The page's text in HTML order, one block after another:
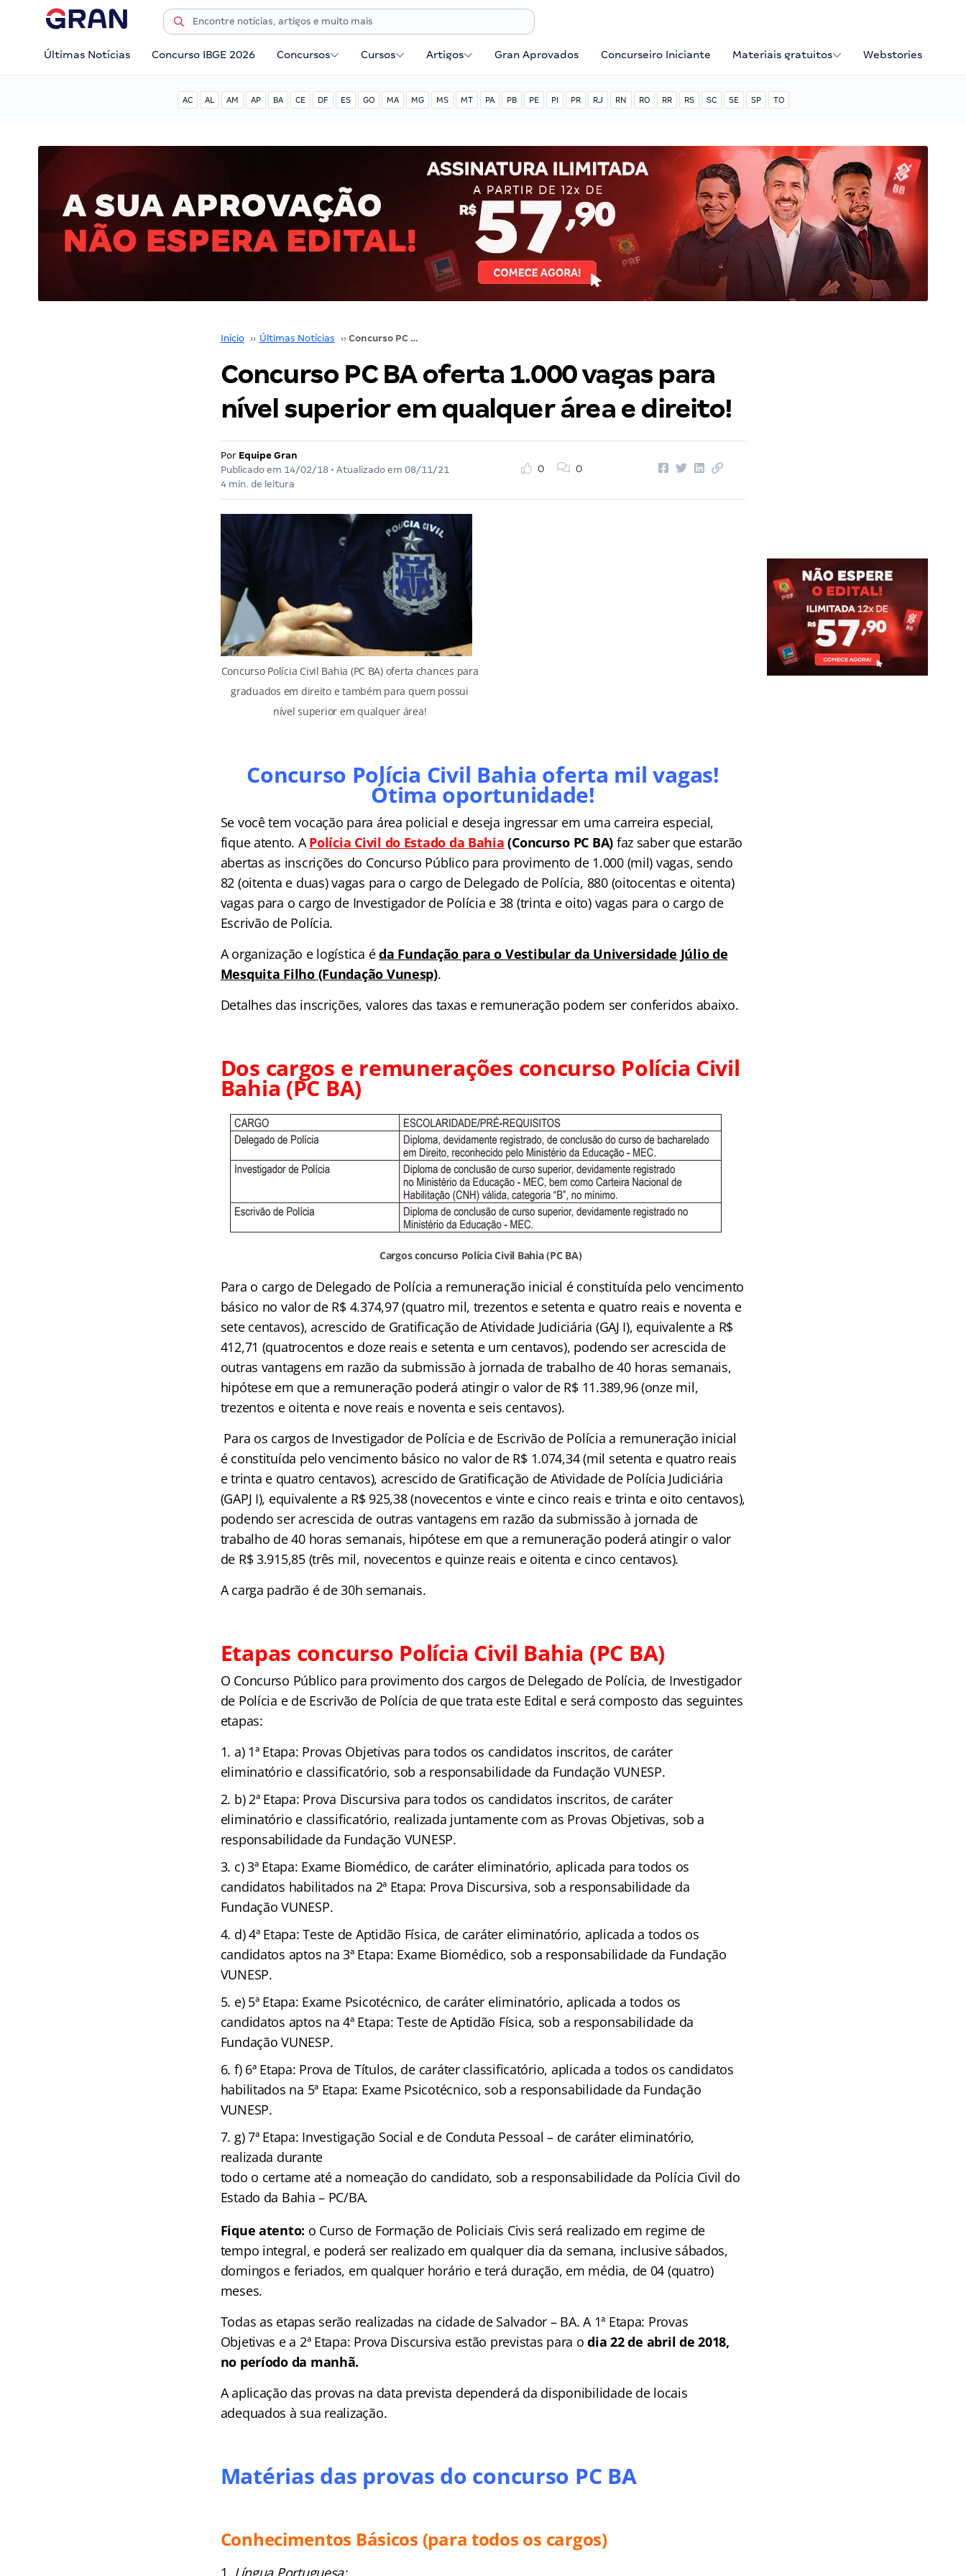
Últimas Notícias Concurso IBGE 2026 Concursos Cursos Artigos Gran Aprovados Concurseiro Iniciante Materiais gratuitos Webstories
AC AL AM AP BA CE DF ES GO MA MG MS MT PA PB PE PI PR RJ RN RO RR RS SC SE SP TO
Início ›› Últimas Notícias ›› Concurso PC BA oferta 1.000 vagas para nível superior em qualquer área e direito!
Concurso PC BA oferta 1.000 vagas para
nível superior em qualquer área e direito!
Por Equipe Gran
Publicado em 14/02/18• Atualizado em 08/11/21
4 min. de leitura
0 0
Concurso Polícia Civil Bahia (PC BA) oferta chances para
graduados em direito e também para quem possui
nível superior em qualquer área!
Concurso Polícia Civil Bahia oferta mil vagas!
Ótima oportunidade!
Se você tem vocação para área policial e deseja ingressar em uma carreira especial,
fique atento. APolícia Civil do Estado da Bahia (Concurso PC BA) faz saber que estarão
abertas as inscrições do Concurso Público para provimento de 1.000 (mil) vagas, sendo
82 (oitenta e duas) vagas para o cargo de Delegado de Polícia, 880 (oitocentas e oitenta)
vagas para o cargo de Investigador de Polícia e 38 (trinta e oito) vagas para o cargo de
Escrivão de Polícia.
A organização e logística éda Fundação para o Vestibular da Universidade Júlio de
Mesquita Filho (Fundação Vunesp).
Detalhes das inscrições, valores das taxas e remuneração podem ser conferidos abaixo.
Dos cargos e remunerações concurso Polícia Civil
Bahia (PC BA)
Cargos concurso Polícia Civil Bahia (PC BA)
Para o cargo de Delegado de Polícia a remuneração inicial é constituída pelo vencimento
básico no valor de R$ 4.374,97 (quatro mil, trezentos e setenta e quatro reais e noventa e
sete centavos), acrescido de Gratificação de Atividade Judiciária (GAJ I), equivalente a R$
412,71 (quatrocentos e doze reais e setenta e um centavos), podendo ser acrescida de
outras vantagens em razão da submissão à jornada de trabalho de 40 horas semanais,
hipótese em que a remuneração poderá atingir o valor de R$ 11.389,96 (onze mil,
trezentos e oitenta e nove reais e noventa e seis centavos).
Para os cargos de Investigador de Polícia e de Escrivão de Polícia a remuneração inicial
é constituída pelo vencimento básico no valor de R$ 1.074,34 (mil setenta e quatro reais
e trinta e quatro centavos), acrescido de Gratificação de Atividade de Polícia Judiciária
(GAPJ I), equivalente a R$ 925,38 (novecentos e vinte e cinco reais e trinta e oito centavos),
podendo ser acrescida de outras vantagens em razão da submissão à jornada de
trabalho de 40 horas semanais, hipótese em que a remuneração poderá atingir o valor
de R$ 3.915,85 (três mil, novecentos e quinze reais e oitenta e cinco centavos).
A carga padrão é de 30h semanais.
Etapas concurso Polícia Civil Bahia (PC BA)
O Concurso Público para provimento dos cargos de Delegado de Polícia, de Investigador
de Polícia e de Escrivão de Polícia de que trata este Edital e será composto das seguintes
etapas:
a) 1ª Etapa: Provas Objetivas para todos os candidatos inscritos, de caráter
eliminatório e classificatório, sob a responsabilidade da Fundação VUNESP.
b) 2ª Etapa: Prova Discursiva para todos os candidatos inscritos, de caráter
eliminatório e classificatório, realizada juntamente com as Provas Objetivas, sob a
responsabilidade da Fundação VUNESP.
c) 3ª Etapa: Exame Biomédico, de caráter eliminatório, aplicada para todos os
candidatos habilitados na 2ª Etapa: Prova Discursiva, sob a responsabilidade da
Fundação VUNESP.
d) 4ª Etapa: Teste de Aptidão Física, de caráter eliminatório, aplicada a todos os
candidatos aptos na 3ª Etapa: Exame Biomédico, sob a responsabilidade da Fundação
VUNESP.
e) 5ª Etapa: Exame Psicotécnico, de caráter eliminatório, aplicada a todos os
candidatos aptos na 4ª Etapa: Teste de Aptidão Física, sob a responsabilidade da
Fundação VUNESP.
f) 6ª Etapa: Prova de Títulos, de caráter classificatório, aplicada a todos os candidatos
habilitados na 5ª Etapa: Exame Psicotécnico, sob a responsabilidade da Fundação
VUNESP.
g) 7ª Etapa: Investigação Social e de Conduta Pessoal – de caráter eliminatório,
realizada durante
todo o certame até a nomeação do candidato, sob a responsabilidade da Polícia Civil do
Estado da Bahia – PC/BA.
Fique atento: o Curso de Formação de Policiais Civis será realizado em regime de
tempo integral, e poderá ser realizado em qualquer dia da semana, inclusive sábados,
domingos e feriados, em qualquer horário e terá duração, em média, de 04 (quatro)
meses.
Todas as etapas serão realizadas na cidade de Salvador – BA. A 1ª Etapa: Provas
Objetivas e a 2ª Etapa: Prova Discursiva estão previstas para odia 22 de abril de 2018,
no período da manhã.
A aplicação das provas na data prevista dependerá da disponibilidade de locais
adequados à sua realização.
Matérias das provas do concurso PC BA
Conhecimentos Básicos (para todos os cargos)